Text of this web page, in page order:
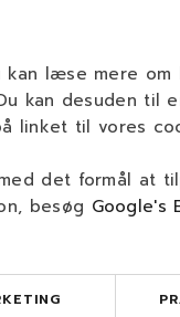
X Fileholder
læse mere om
kan desuden til
linket til vores
det formål at
besøg Google's